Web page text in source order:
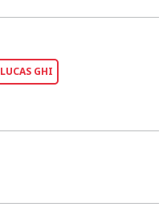
LUCAS GHI